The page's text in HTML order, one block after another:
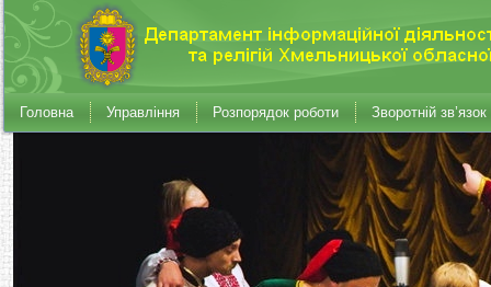
Головна Управління Розпорядок роботи Зворотній зв’язок